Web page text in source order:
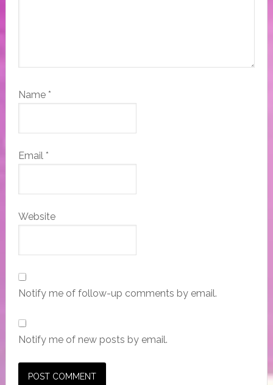
Name *
Email *
Website
Notify me of follow-up comments by email.
Notify me of new posts by email.